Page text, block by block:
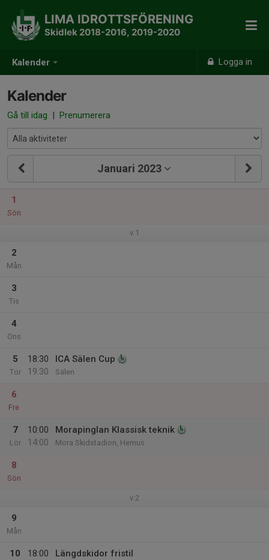
Kalender Logga in
LIMA IDROTTSFÖRENING
Skidlek 2018-2016, 2019-2020
Kalender
Gå till idag | Prenumerera
Januari 2023
1
Sön
v.1
2
Mån
3
Tis
4
Ons
5
Tor
18:30
19:30
ICA Sälen Cup
Sälen
6
Fre
7
Lör
10:00
14:00
Morapinglan Klassisk teknik
Mora Skidstadion, Hemus
8
Sön
v.2
9
Mån
10
18:00
Längdskidor fristil